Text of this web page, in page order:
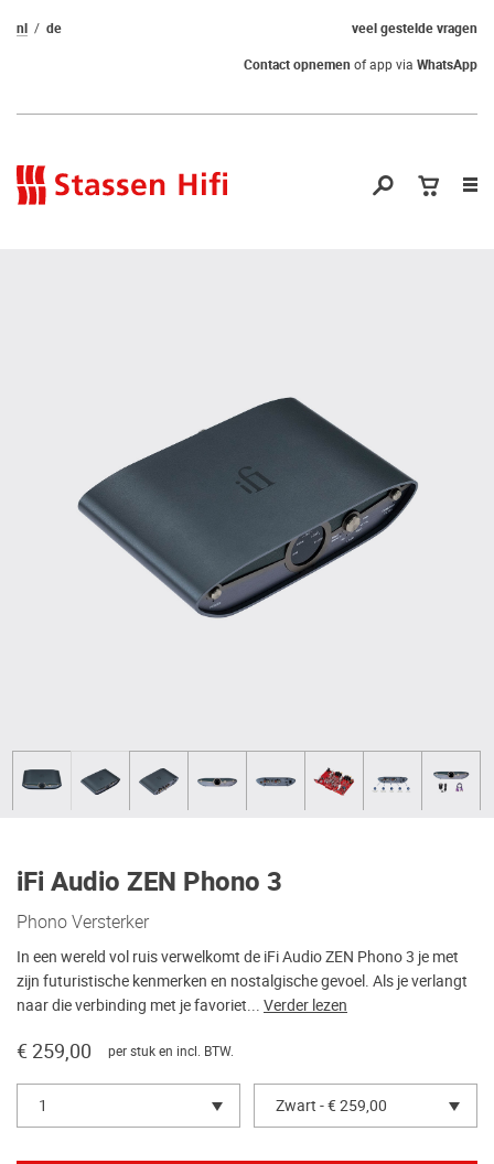
veel gestelde vragen
nl
de
Contact opnemenof app via WhatsApp
iFi Audio ZEN Phono 3
Phono Versterker
In een wereld vol ruis verwelkomt de iFi Audio ZEN Phono 3 je met
zijn futuristische kenmerken en nostalgische gevoel. Als je verlangt
naar die verbinding met je favoriet... Verder lezen
€ 259,00 per stuk en incl. BTW.
1 Zwart - € 259,00